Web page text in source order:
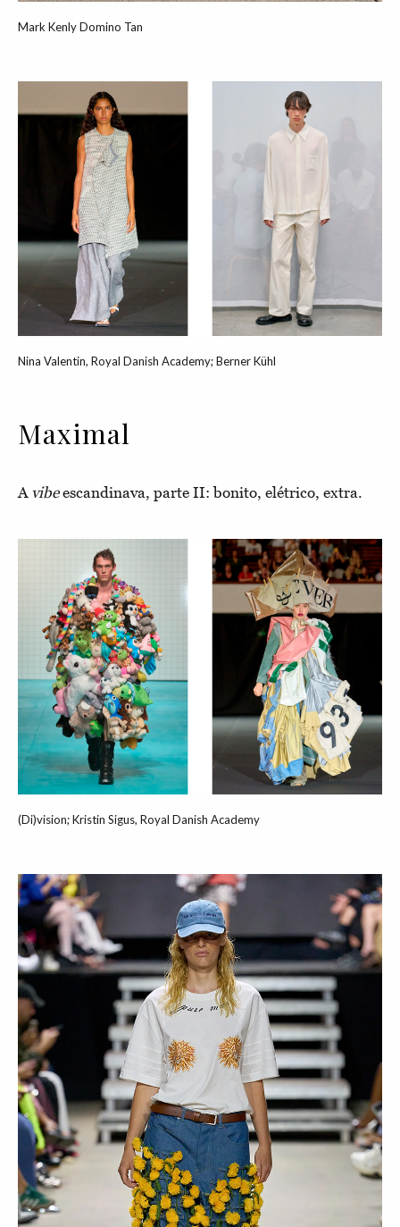
Mark Kenly Domino Tan
Nina Valentin, Royal Danish Academy; Berner Kühl
Maximal
A vibeescandinava, parte II: bonito, elétrico, extra.
(Di)vision; Kristin Sigus, Royal Danish Academy